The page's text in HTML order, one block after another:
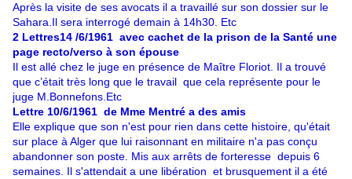
Après la visite de ses avocats il a travaillé sur son dossier sur le
Sahara.Il sera interrogé demain à 14h30. Etc
2 Lettres14 /6/1961 avec cachet de la prison de la Santé une
page recto/verso à son épouse
Il est allé chez le juge en présence de Maître Floriot. Il a trouvé
que c’était très long que le travail que cela représente pour le
juge M.Bonnefons.Etc
Lettre 10/6/1961 de Mme Mentré a des amis
Elle explique que son n'est pour rien dans cette histoire, qu'était
sur place à Alger que lui raisonnant en militaire n'a pas conçu
abandonner son poste. Mis aux arrêts de forteresse depuis 6
semaines. Il s'attendait a une libération et brusquement il a été